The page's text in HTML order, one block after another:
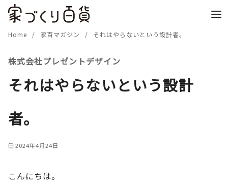
Home 家百マガジン それはやらないという設計者。
株式会社プレゼントデザイン
それはやらないという設計
者。
2024年4月24日
こんにちは。